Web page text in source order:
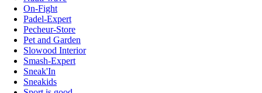
On-Fight
Padel-Expert
Pecheur-Store
Pet and Garden
Slowood Interior
Smash-Expert
Sneak'In
Sneakids